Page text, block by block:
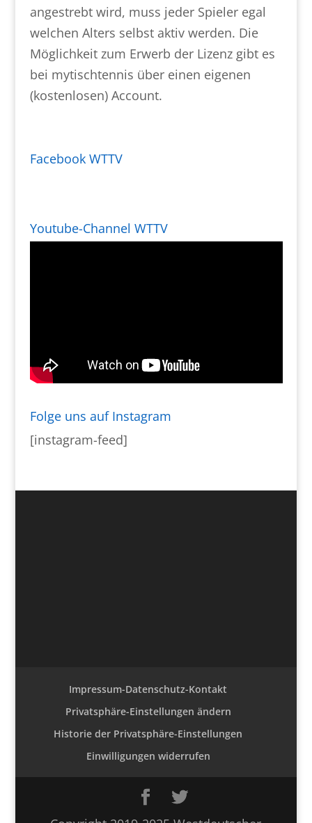
angestrebt wird, muss jeder Spieler egal
welchen Alters selbst aktiv werden. Die
Möglichkeit zum Erwerb der Lizenz gibt es
bei mytischtennis über einen eigenen
(kostenlosen) Account.
Facebook WTTV
Youtube-Channel WTTV
Folge uns auf Instagram
[instagram-feed]
Impressum-Datenschutz-Kontakt
Privatsphäre-Einstellungen ändern
Historie der Privatsphäre-Einstellungen
Einwilligungen widerrufen